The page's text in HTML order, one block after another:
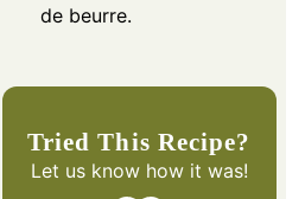
de beurre.
Tried This Recipe?
Let us knowhow it was!